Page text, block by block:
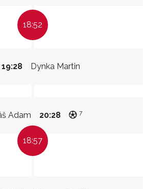
18:52
Dynka Martin
19:28
Adam 20:28 7
18:57